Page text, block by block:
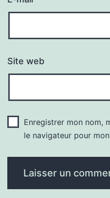
Site web
Enregistrer mon nom,
le navigateur pour